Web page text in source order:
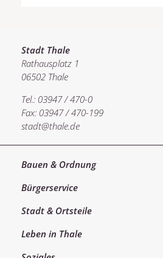
Stadt Thale
Rathausplatz 1
06502 Thale
Tel.: 03947 / 470-0
Fax: 03947 / 470-199
stadt@thale.de
Bauen & Ordnung
Bürgerservice
Stadt & Ortsteile
Leben in Thale